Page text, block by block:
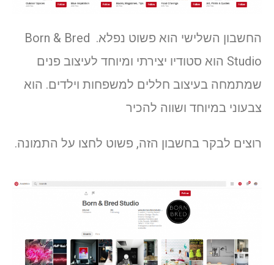
החשבון השלישי הוא פשוט נפלא. Born & Bred
Studio הוא סטודיו יצירתי ומיוחד לעיצוב פנים
שמתמחה בעיצוב חללים למשפחות וילדים. הוא
צבעוני במיוחד ושווה להכיר
רוצים לבקר בחשבון הזה, פשוט לחצו על התמונה.